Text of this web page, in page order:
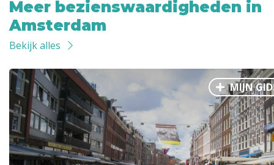
Meer bezienswaardigheden in
Amsterdam
Bekijk alles
MIJN